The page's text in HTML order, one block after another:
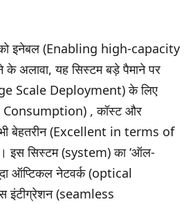
को इनेबल (Enabling high-capacity
यह सिस्टम बड़े पैमाने पर
Scale Deployment) के लिए
Consumption) , कॉस्ट और
भी बेहतरीन (Excellent in terms of
सिस्टम (system) का ‘ऑल-
ऑप्टिकल नेटवर्क (optical
इंटीग्रेशन (seamless